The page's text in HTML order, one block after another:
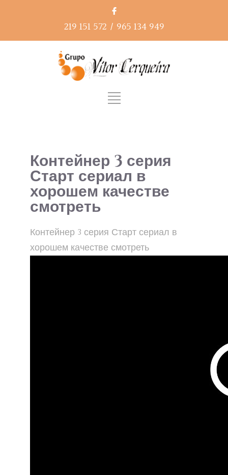
219 151 572 / 965 134 949
Контейнер 3 серия
Старт сериал в
хорошем качестве
смотреть
Контейнер 3 серия Старт сериал в
хорошем качестве смотреть